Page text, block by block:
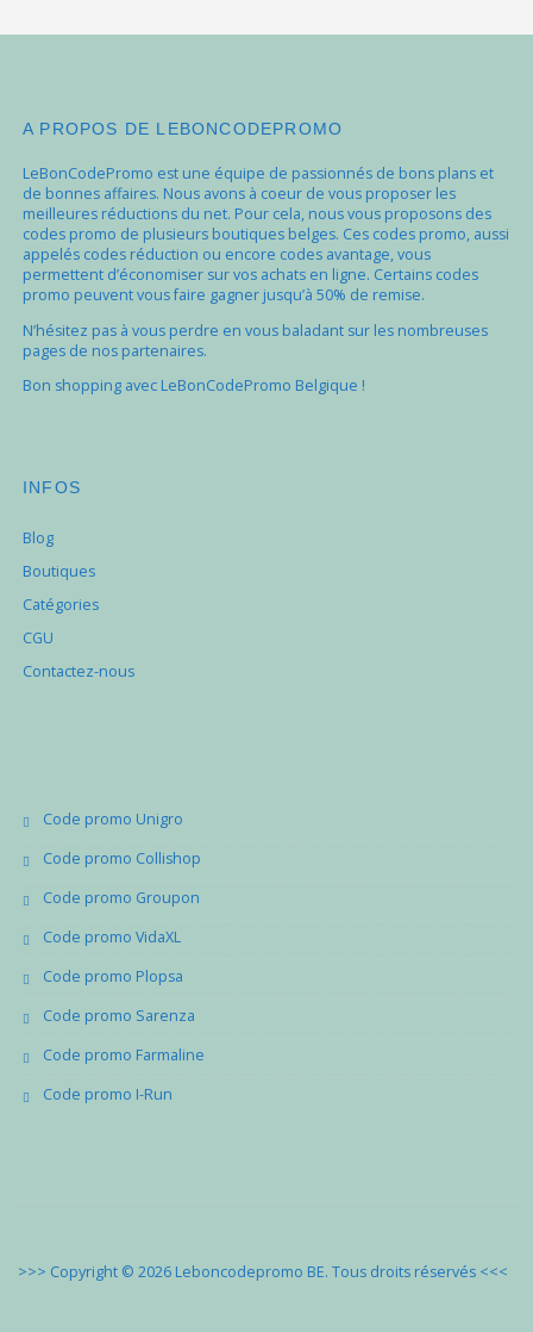
A PROPOS DE LEBONCODEPROMO
LeBonCodePromo est une équipe de passionnés de bons plans et
de bonnes affaires. Nous avons à coeur de vous proposer les
meilleures réductions du net. Pour cela, nous vous proposons des
codes promo de plusieurs boutiques belges. Ces codes promo, aussi
appelés codes réduction ou encore codes avantage, vous
permettent d’économiser sur vos achats en ligne. Certains codes
promo peuvent vous faire gagner jusqu’à 50% de remise.
N’hésitez pas à vous perdre en vous baladant sur les nombreuses
pages de nos partenaires.
Bon shopping avec LeBonCodePromo Belgique !
INFOS
Blog
Boutiques
Catégories
CGU
Contactez-nous
Code promo Unigro
Code promo Collishop
Code promo Groupon
Code promo VidaXL
Code promo Plopsa
Code promo Sarenza
Code promo Farmaline
Code promo I-Run
>>> Copyright © 2026 Leboncodepromo BE. Tous droits réservés <<<